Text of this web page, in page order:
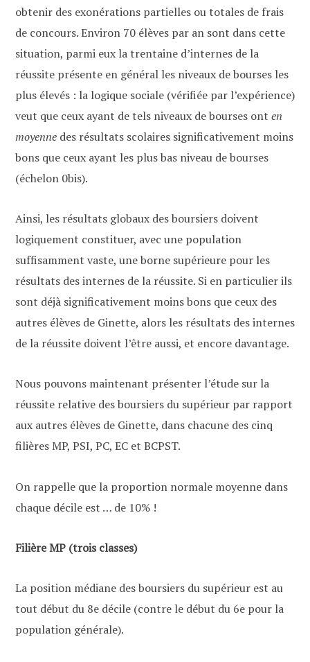
obtenir des exonérations partielles ou totales de frais
de concours. Environ 70 élèves par an sont dans cette
situation, parmi eux la trentaine d’internes de la
réussite présente en général les niveaux de bourses les
plus élevés : la logique sociale (vérifiée par l’expérience)
veut que ceux ayant de tels niveaux de bourses ont en
moyenne des résultats scolaires significativement moins
bons que ceux ayant les plus bas niveau de bourses
(échelon 0bis).
Ainsi, les résultats globaux des boursiers doivent
logiquement constituer, avec une population
suffisamment vaste, une borne supérieure pour les
résultats des internes de la réussite. Si en particulier ils
sont déjà significativement moins bons que ceux des
autres élèves de Ginette, alors les résultats des internes
de la réussite doivent l’être aussi, et encore davantage.
Nous pouvons maintenant présenter l’étude sur la
réussite relative des boursiers du supérieur par rapport
aux autres élèves de Ginette, dans chacune des cinq
filières MP, PSI, PC, EC et BCPST.
On rappelle que la proportion normale moyenne dans
chaque décile est … de 10% !
Filière MP (trois classes)
La position médiane des boursiers du supérieur est au
tout début du 8e décile (contre le début du 6e pour la
population générale).